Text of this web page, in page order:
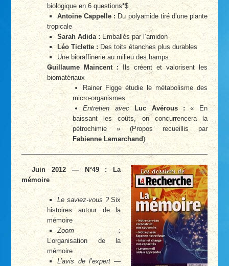
biologique en 6 questions*$
Antoine Cappelle : Du polyamide tiré d’une plante
tropicale
Sarah Adida :Emballés par l’amidon
Léo Ticlette : Des toits étanches plus durables
Une bioraffinerie au milieu des hamps
Guillaume Maincent :Ils créent et valorisent les
biomatériaux
Rainer Figge étudie le métabolisme des
micro-organismes
Entretien avec
Luc Avérous :« En
baissant les coûts, on concurrencera la
pétrochimie » (Propos recueillis par
Fabienne Lemarchand)
Juin 2012 — N°49 : La
mémoire
Le saviez-vous ?Six
histoires autour de la
mémoire
Zoom :
L’organisation de la
mémoire
L’avis de l’expert—